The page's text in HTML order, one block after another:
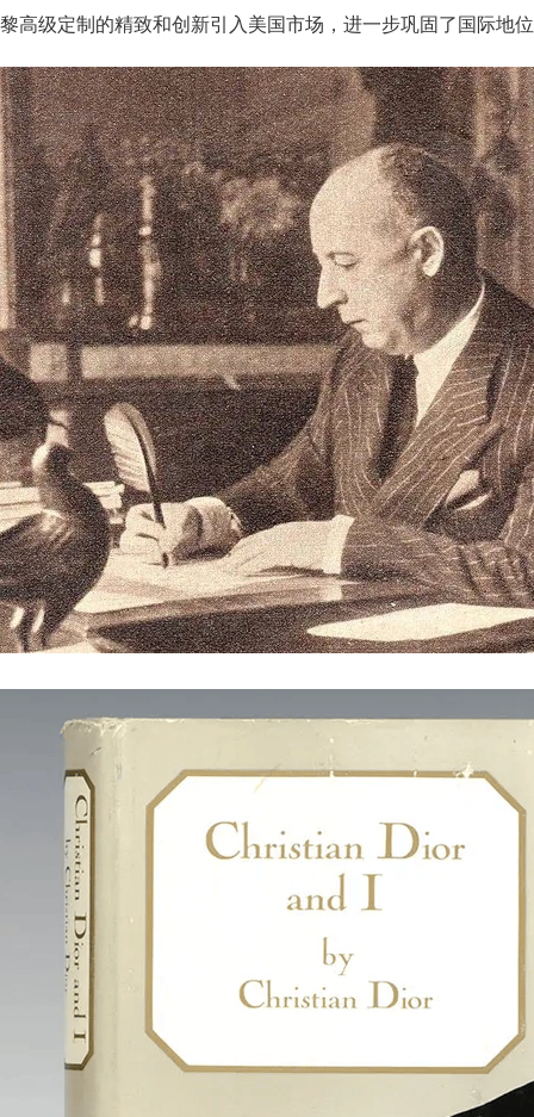
黎高级定制的精致和创新引入美国市场，进一步巩固了国际地